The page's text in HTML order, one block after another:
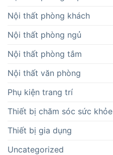
Nội thất phòng khách
Nội thất phòng ngủ
Nội thất phòng tắm
Nội thất văn phòng
Phụ kiện trang trí
Thiết bị chăm sóc sức khỏe
Thiết bị gia dụng
Uncategorized